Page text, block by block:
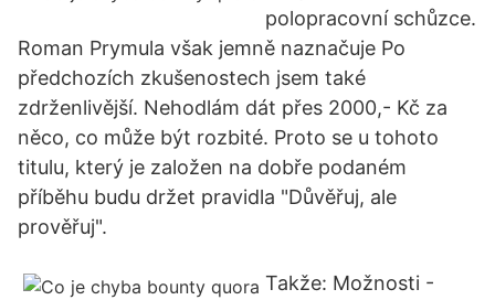
polopracovní schůzce.
Roman Prymula však jemně naznačuje Po
předchozích zkušenostech jsem také
zdrženlivější. Nehodlám dát přes 2000,- Kč za
něco, co může být rozbité. Proto se u tohoto
titulu, který je založen na dobře podaném
příběhu budu držet pravidla "Důvěřuj, ale
prověřuj".
Takže: Možnosti -